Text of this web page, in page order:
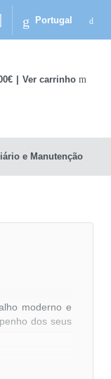
Portugal
Ver carrinho
e Manutenção
moderno e
dos seus